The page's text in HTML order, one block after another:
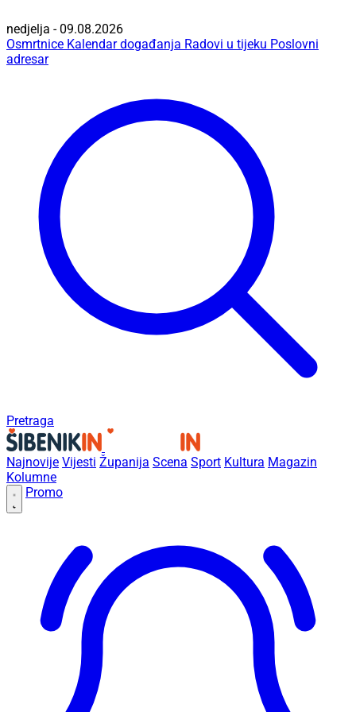
nedjelja - 09.08.2026
Osmrtnice Kalendar događanja Radovi u tijeku Poslovni
adresar
Pretraga
Najnovije Vijesti Županija Scena Sport Kultura Magazin
Kolumne
Promo